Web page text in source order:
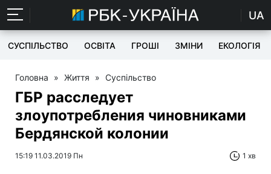
UA
СУСПІЛЬСТВО ОСВІТА ГРОШІ ЗМІНИ ЕКОЛОГІЯ
Головна » Життя » Суспільство
ГБР расследует
злоупотребления чиновниками
Бердянской колонии
15:19 11.03.2019 Пн 1 хв